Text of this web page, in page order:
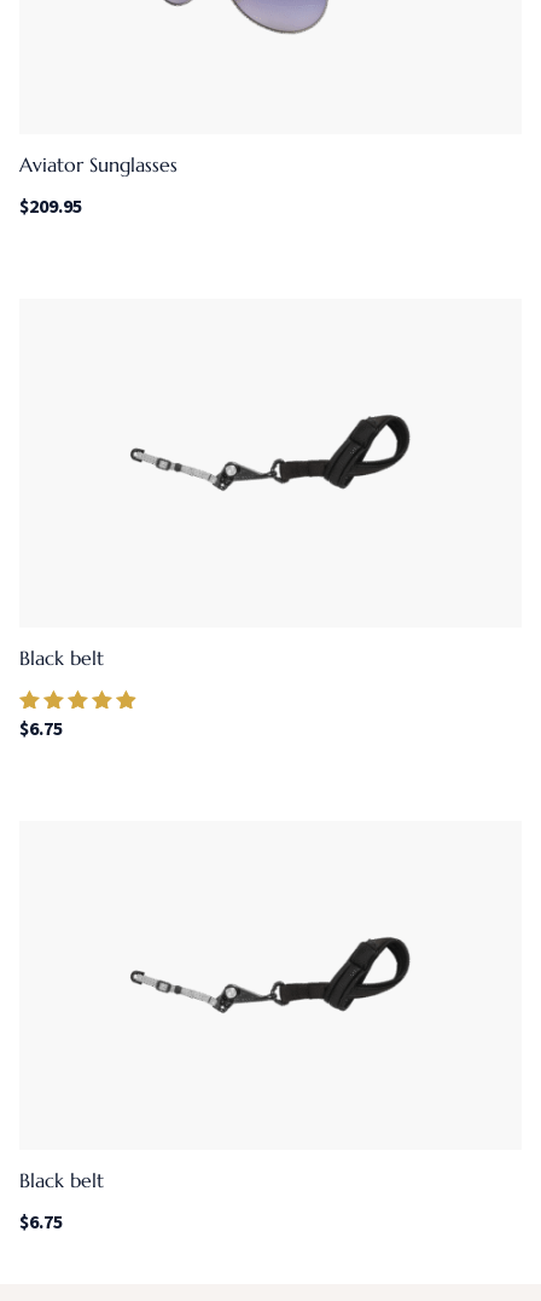
Aviator Sunglasses
$209.95
Black belt
Valorado en
$6.75
Black belt
$6.75